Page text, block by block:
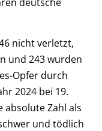
nicht verletzt,
und 243 wurden
Opfer durch
2024 bei 19.
absolute Zahl als
und tödlich